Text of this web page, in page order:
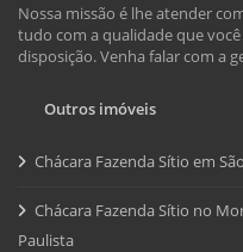
Nossa missão é lhe atender
tudo com a qualidade que
disposição. Venha falar com a
Outros imóveis
Chácara Fazenda Sítio em
Chácara Fazenda Sítio no
Paulista